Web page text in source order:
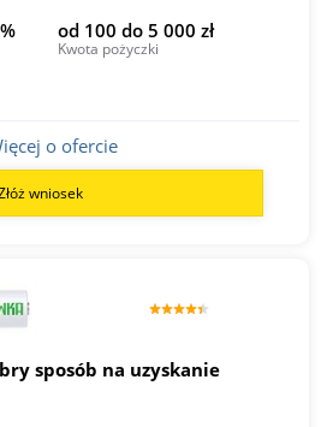
od 100 do 5 000 zł
Kwota pożyczki
o ofercie
wniosek
sposób na uzyskanie